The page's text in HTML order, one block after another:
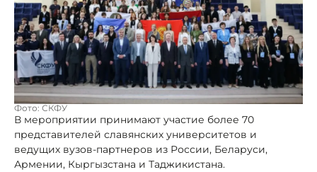
Фото: СКФУ
В мероприятии принимают участие более 70
представителей славянских университетов и
ведущих вузов-партнеров из России, Беларуси,
Армении, Кыргызстана и Таджикистана.